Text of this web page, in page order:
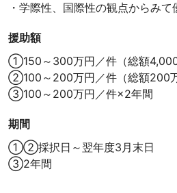
・学際性、国際性の観点からみて
援助額
①150～300万円／件（総額4,000
②100～200万円／件（総額200万
③100～200万円／件×2年間
期間
①②採択日～翌年度3月末日
③2年間